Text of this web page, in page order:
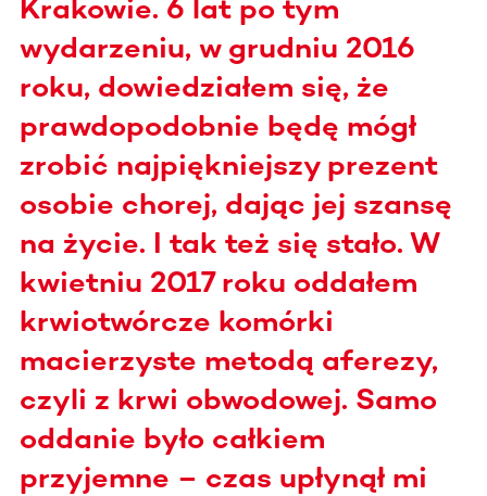
Krakowie. 6 lat po tym
wydarzeniu, w grudniu 2016
roku, dowiedziałem się, że
prawdopodobnie będę mógł
zrobić najpiękniejszy prezent
osobie chorej, dając jej szansę
na życie. I tak też się stało. W
kwietniu 2017 roku oddałem
krwiotwórcze komórki
macierzyste metodą aferezy,
czyli z krwi obwodowej. Samo
oddanie było całkiem
przyjemne – czas upłynął mi